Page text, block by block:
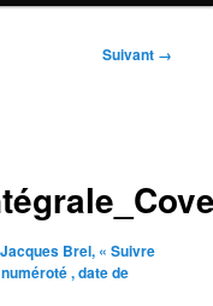
Navigation
Suivant →
Jacques Brel, « Suivre
, date de